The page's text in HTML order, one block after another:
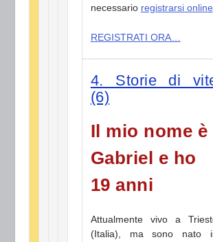
necessario registrarsi online
REGISTRATI ORA…
4. Storie di
(6)
Il mio nome è
Gabriel e ho
19 anni
Attualmente vivo a
(Italia), ma sono nato